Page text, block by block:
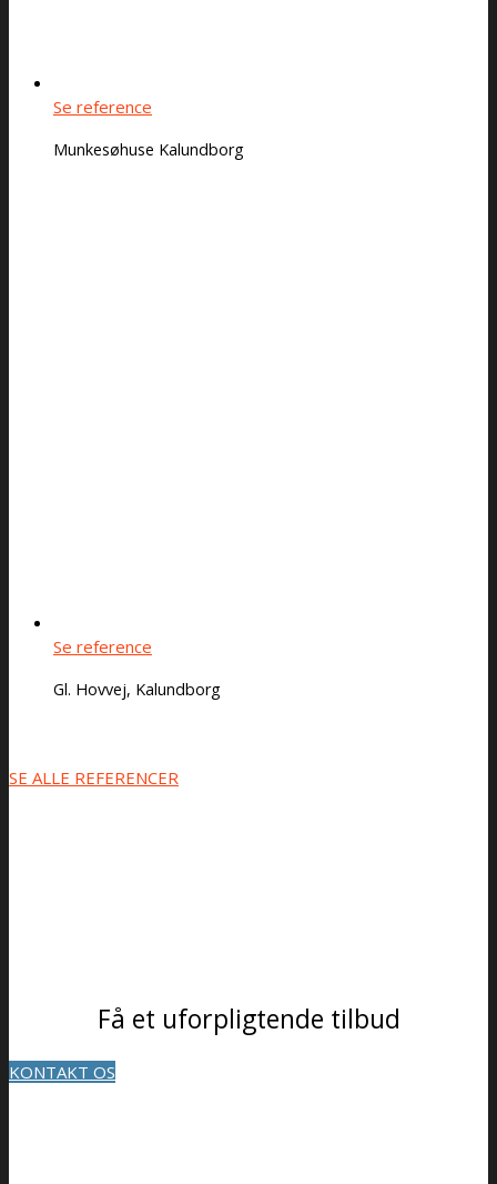
Se reference
Munkesøhuse Kalundborg
Se reference
Gl. Hovvej, Kalundborg
SE ALLE REFERENCER
Få et uforpligtende tilbud
KONTAKT OS